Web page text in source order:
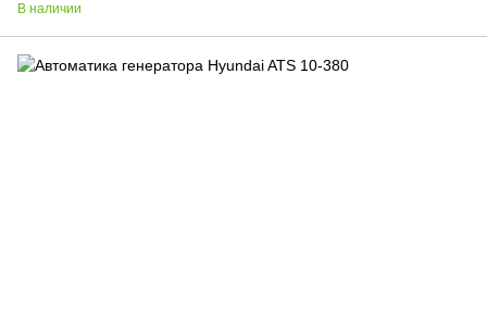
В наличии